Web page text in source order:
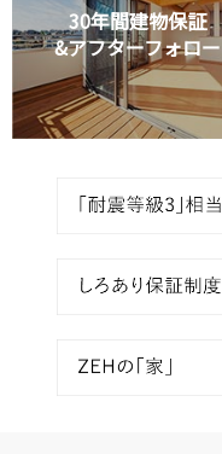
30年間建物保証
&アフターフォロー